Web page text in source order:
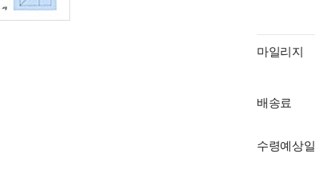
마일리지
배송료
수령예상일